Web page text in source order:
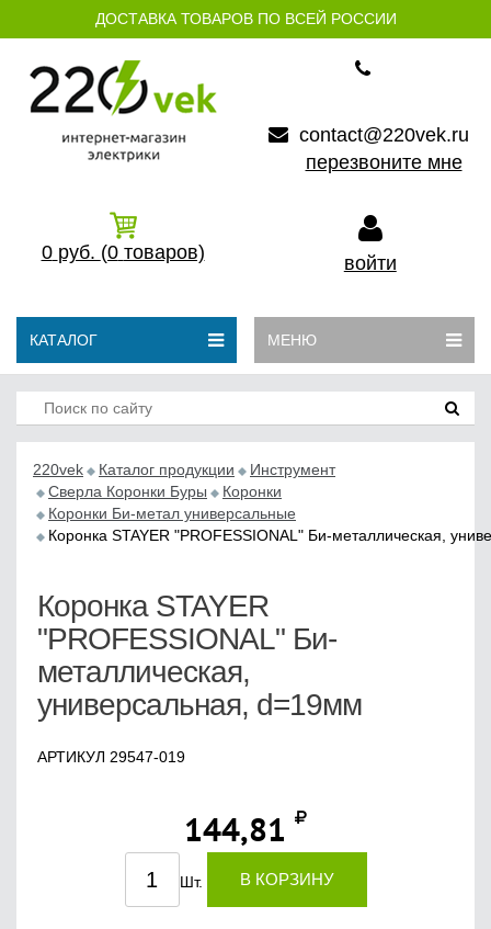
ДОСТАВКА ТОВАРОВ ПО ВСЕЙ РОССИИ
contact@220vek.ru
перезвоните мне
0 руб. (0 товаров) войти
КАТАЛОГ МЕНЮ
220vek Каталог продукции
Инструмент
Сверла Коронки Буры
Коронки
Коронки Би-метал универсальные
Коронка STAYER "PROFESSIONAL" Би-металлическая,
Коронка STAYER
"PROFESSIONAL" Би-
металлическая,
универсальная, d=19мм
АРТИКУЛ 29547-019
144,81
Шт. В КОРЗИНУ